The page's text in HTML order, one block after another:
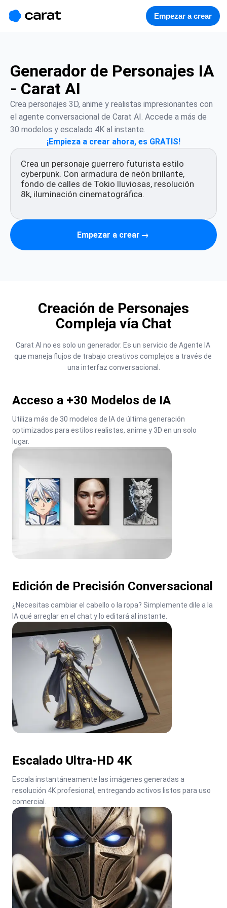
Empezar a crear
Generador de Personajes IA
- Carat AI
Crea personajes 3D, anime y realistas impresionantes con
el agente conversacional de Carat AI. Accede a más de
30 modelos y escalado 4K al instante.
¡Empieza a crear ahora, es GRATIS!
Empezar a crear →
Creación de Personajes
Compleja vía Chat
Carat AI no es solo un generador. Es un servicio de Agente IA
que maneja flujos de trabajo creativos complejos a través de
una interfaz conversacional.
Acceso a +30 Modelos de IA
Utiliza más de 30 modelos de IA de última generación
optimizados para estilos realistas, anime y 3D en un solo
lugar.
Edición de Precisión Conversacional
¿Necesitas cambiar el cabello o la ropa? Simplemente dile a la
IA qué arreglar en el chat y lo editará al instante.
Escalado Ultra-HD 4K
Escala instantáneamente las imágenes generadas a
resolución 4K profesional, entregando activos listos para uso
comercial.